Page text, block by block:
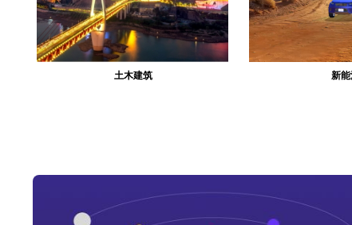
生物医疗
土木建筑
新